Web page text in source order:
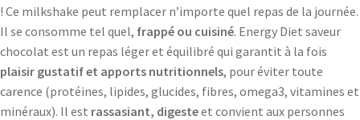
! Ce milkshake peut remplacer n’importe quel repas de la journée.
Il se consomme tel quel, frappé ou cuisiné. Energy Diet saveur
chocolat est un repas léger et équilibré qui garantit à la fois
plaisir gustatif et apports nutritionnels, pour éviter toute
carence (protéines, lipides, glucides, fibres, omega3, vitamines et
minéraux). Il est rassasiant, digesteet convient aux personnes